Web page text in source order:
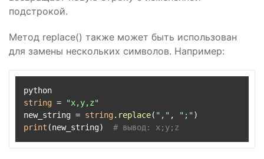
подстрокой.
Метод replace() также может быть использован
для замены нескольких символов. Например:
string =
"x,y,z"
new_string = string. replace( "," , ";"
print (new_string) # вывод: x;y;z